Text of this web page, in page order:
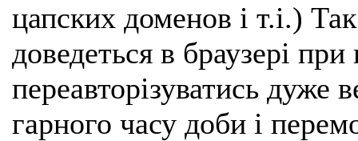
цапских доменов і т.і.)
доведеться в браузері
переавторізуватись
гарного часу доби і